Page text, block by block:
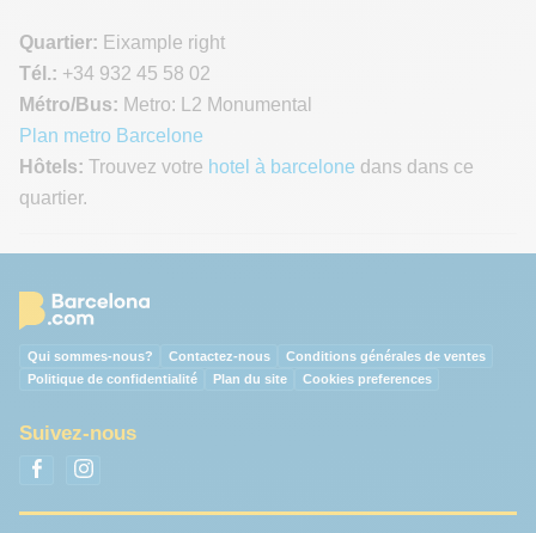
Quartier: Eixample right
Tél.: +34 932 45 58 02
Métro/Bus: Metro: L2 Monumental
Plan metro Barcelone
Hôtels: Trouvez votre hotel à barcelone dans dans ce
quartier.
Qui sommes-nous? Contactez-nous
Conditions générales de ventes
Politique de confidentialité
Plan du site Cookies preferences
Suivez-nous